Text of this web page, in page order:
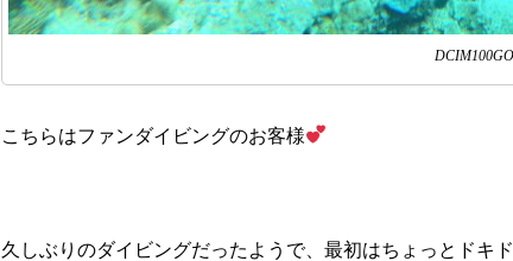
こちらはファンダイビングのお客様
久しぶりのダイビングだったようで、最初はちょっとドキ